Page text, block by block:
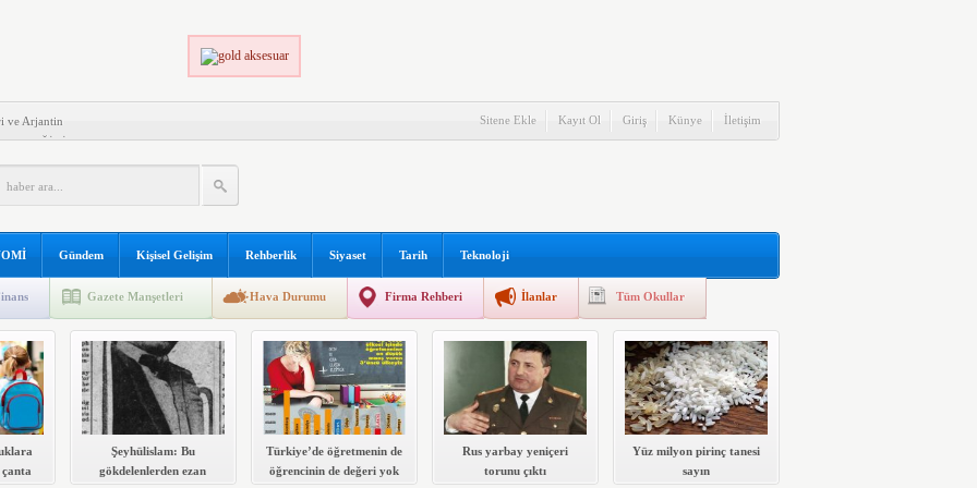
ve Arjantin
ŞEYLER!
OLMANIN KOŞULLARI
ONLARLA BAŞEDEBİLME
GÜÇLÜKLER
İLE İLGİLİ KAYNAK KİTAP LİSTESİ
Sitene Ekle Kayıt Ol Giriş Künye İletişim
Gündem Kişisel Gelişim Rehberlik Siyaset Tarih Teknoloji
Gazete Manşetleri Hava Durumu Firma Rehberi İlanlar Tüm Okullar
Şeyhülislam: Bu
gökdelenlerden ezan
Türkiye’de öğretmenin de
öğrencinin de değeri yok
Rus yarbay yeniçeri
torunu çıktı
Yüz milyon pirinç tanesi
sayın